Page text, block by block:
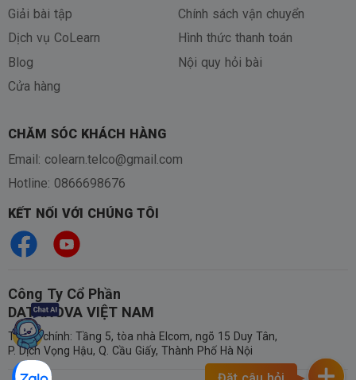
Giải bài tập
Dịch vụ CoLearn
Blog
Cửa hàng
Chính sách vận chuyển
Hình thức thanh toán
Nội quy hỏi bài
CHĂM SÓC KHÁCH HÀNG
Email: colearn.telco@gmail.com
Hotline: 0866698676
KẾT NỐI VỚI CHÚNG TÔI
Công Ty Cổ Phần
DATANOVA VIỆT NAM
Trụ sở chính: Tầng 5, tòa nhà Elcom, ngõ 15 Duy Tân,
P. Dịch Vọng Hậu, Q. Cầu Giấy, Thành Phố Hà Nội